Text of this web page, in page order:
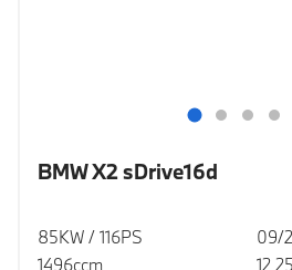
BMW X2 sDrive16d
85KW / 116PS
1496ccm
09/
12